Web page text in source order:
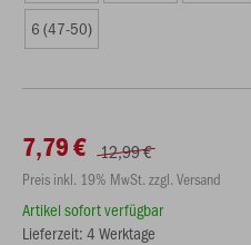
6 (47-50)
7,79 € 12,99 €
Preis inkl. 19% MwSt. zzgl. Versand
Artikel sofort verfügbar
Lieferzeit: 4 Werktage